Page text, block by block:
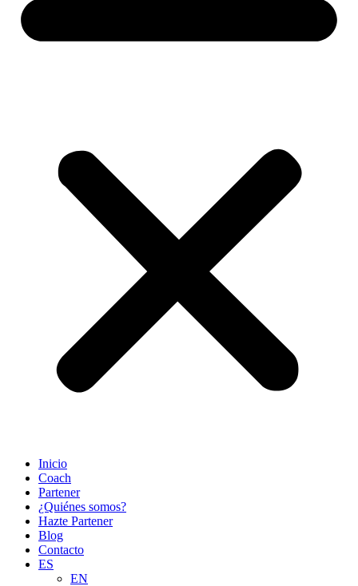
Inicio
Coach
Partener
¿Quiénes somos?
Hazte Partener
Blog
Contacto
ES
EN